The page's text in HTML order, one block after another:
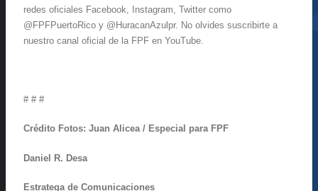
redes oficiales Facebook, Instagram, Twitter como
@FPFPuertoRico y @HuracanAzulpr. No olvides suscribirte a
nuestro canal oficial de la FPF en YouTube.
# # #
Crédito Fotos: Juan Alicea / Especial para FPF
Daniel R. Desa
Estratega de Comunicaciones